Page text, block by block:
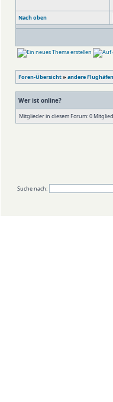
Nach oben
Foren-Übersicht» andere Flughäfen
Wer ist online?
Mitglieder in diesem Forum: 0
Suche nach: